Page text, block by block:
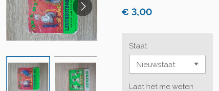
€ 3,00
Staat
Laat het me weten